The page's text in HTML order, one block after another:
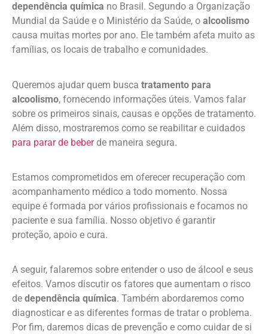
dependência química no Brasil. Segundo a Organização
Mundial da Saúde e o Ministério da Saúde, o alcoolismo
causa muitas mortes por ano. Ele também afeta muito as
famílias, os locais de trabalho e comunidades.
Queremos ajudar quem busca tratamento para
alcoolismo, fornecendo informações úteis. Vamos falar
sobre os primeiros sinais, causas e opções de tratamento.
Além disso, mostraremos como se reabilitar e cuidados
para parar de beberde maneira segura.
Estamos comprometidos em oferecer recuperação com
acompanhamento médico a todo momento. Nossa
equipe é formada por vários profissionais e focamos no
paciente e sua família. Nosso objetivo é garantir
proteção, apoio e cura.
A seguir, falaremos sobre entender o uso de álcool e seus
efeitos. Vamos discutir os fatores que aumentam o risco
de dependência química. Também abordaremos como
diagnosticar e as diferentes formas de tratar o problema.
Por fim, daremos dicas de prevenção e como cuidar de si